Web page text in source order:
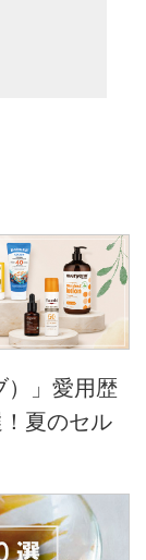
）」愛用歴
夏のセル